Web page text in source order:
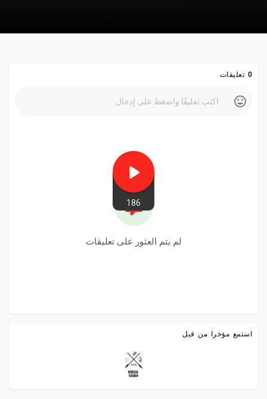
186
0 تعليقات
لم يتم العثور على تعليقات
استمع مؤخرا من قبل